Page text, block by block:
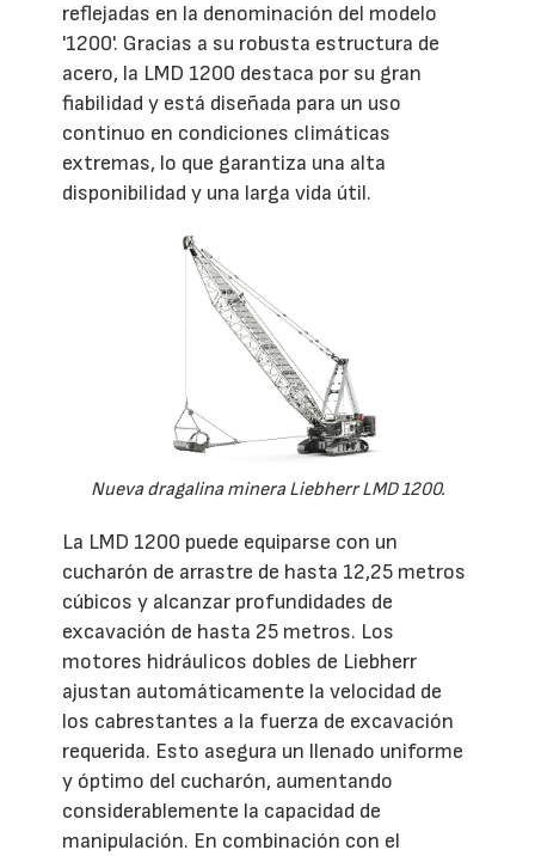
reflejadas en la denominación del modelo
'1200'. Gracias a su robusta estructura de
acero, la LMD 1200 destaca por su gran
fiabilidad y está diseñada para un uso
continuo en condiciones climáticas
extremas, lo que garantiza una alta
disponibilidad y una larga vida útil.
Nueva dragalina minera Liebherr LMD 1200.
La LMD 1200 puede equiparse con un
cucharón de arrastre de hasta 12,25 metros
cúbicos y alcanzar profundidades de
excavación de hasta 25 metros. Los
motores hidráulicos dobles de Liebherr
ajustan automáticamente la velocidad de
los cabrestantes a la fuerza de excavación
requerida. Esto asegura un llenado uniforme
y óptimo del cucharón, aumentando
considerablemente la capacidad de
manipulación. En combinación con el